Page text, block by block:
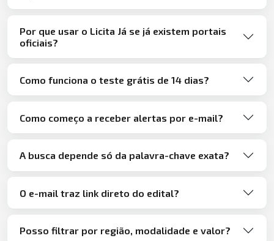
Por que usar o Licita Já se já existem portais
oficiais?
Como funciona o teste grátis de 14 dias?
Como começo a receber alertas por e-mail?
A busca depende só da palavra-chave exata?
O e-mail traz link direto do edital?
Posso filtrar por região, modalidade e valor?